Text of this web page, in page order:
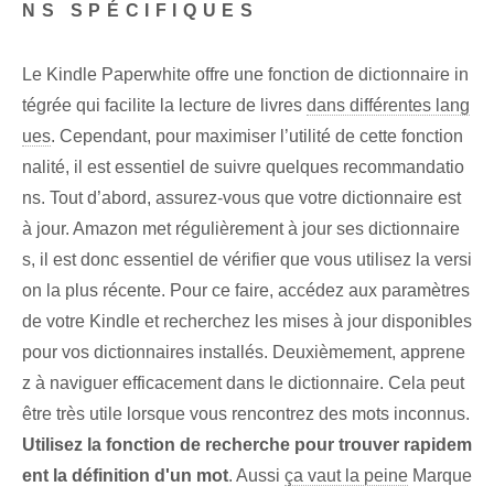
NS SPÉCIFIQUES
Le Kindle Paperwhite offre une fonction de dictionnaire in
tégrée qui facilite la lecture de livres dans différentes lang
ues. Cependant, pour maximiser l’utilité de cette fonction
nalité, il est essentiel de suivre quelques recommandatio
ns. Tout d’abord, assurez-vous que votre dictionnaire est
à jour. Amazon met régulièrement à jour ses dictionnaire
s, il est donc essentiel de vérifier que vous utilisez la versi
on la plus récente. Pour ce faire, accédez aux paramètres
de votre Kindle et recherchez les mises à jour disponibles
pour vos dictionnaires installés. Deuxièmement, apprene
z à naviguer efficacement⁢ dans le dictionnaire.⁤ Cela peut
être très utile lorsque vous rencontrez des mots inconnus.
Utilisez la fonction de recherche pour trouver rapidem
ent la définition d'un mot. ⁢Aussi ça vaut la peine Marque